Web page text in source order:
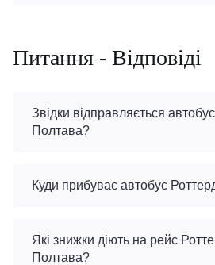
Питання - Відповіді
Звідки відправляється
Полтава?
Куди прибуває автобус
Які знижки діють на рейс
Полтава?